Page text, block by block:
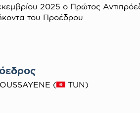
2025 ο Πρώτος
του Προέδρου
( TUN)